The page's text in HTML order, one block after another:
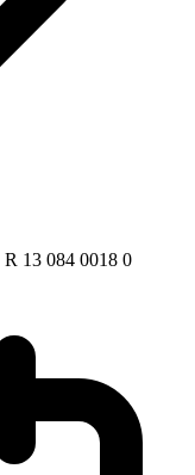
R 13 084 0018 0